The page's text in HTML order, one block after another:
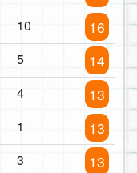
10 16
5 14
4 13
1 13
3 13